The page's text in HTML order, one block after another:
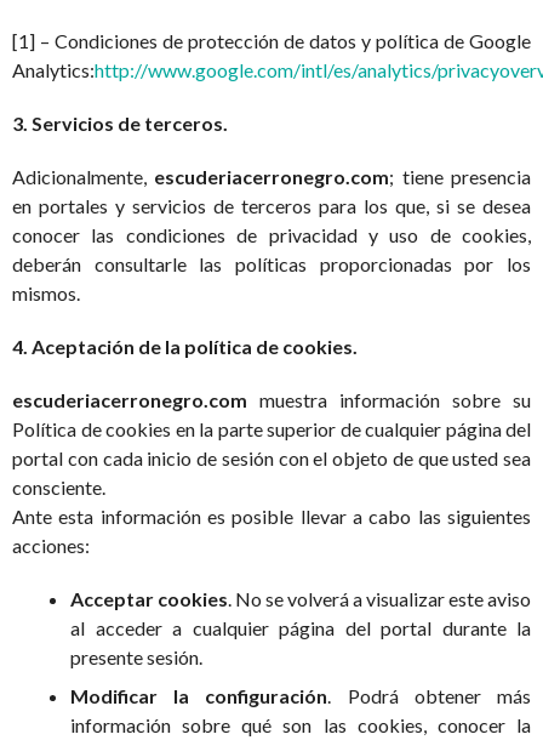
[1] – Condiciones de protección de datos y política de Google
Analytics:http://www.google.com/intl/es/analytics/
3. Servicios de terceros.
Adicionalmente, escuderiacerronegro.com; tiene presencia
en portales y servicios de terceros para los que, si se desea
conocer las condiciones de privacidad y uso de cookies,
deberán consultarle las políticas proporcionadas por los
mismos.
4. Aceptación de la política de cookies.
escuderiacerronegro.com muestra información sobre su
Política de cookies en la parte superior de cualquier página del
portal con cada inicio de sesión con el objeto de que usted sea
consciente.
Ante esta información es posible llevar a cabo las siguientes
acciones:
Acceptar cookies. No se volverá a visualizar este aviso
al acceder a cualquier página del portal durante la
presente sesión.
Modificar la configuración. Podrá obtener más
información sobre qué son las cookies, conocer la